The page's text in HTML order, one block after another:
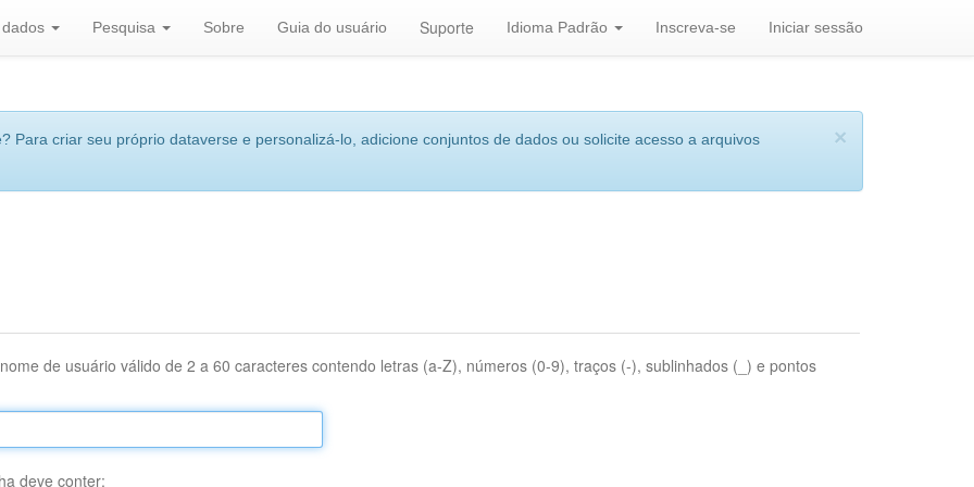
Pesquisa Sobre Guia do usuário Suporte Idioma Padrão Inscreva-se Iniciar sessão
×
Para criar seu próprio dataverse e personalizá-lo, adicione conjuntos de dados ou solicite acesso a arquivos
de usuário válido de 2 a 60 caracteres contendo letras (a-Z), números (0-9), traços (-), sublinhados (_) e pontos
deve conter: